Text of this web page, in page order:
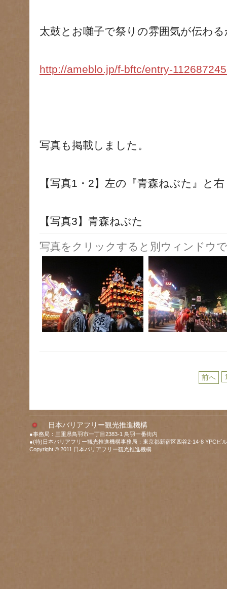
太鼓とお囃子で祭りの雰囲気が伝わ
http://ameblo.jp/f-bftc/entry-
写真も掲載しました。
【写真1・2】左の『青森ねぶた』と
【写真3】青森ねぶた
写真をクリックすると別ウィンドウ
前へ
日本バリアフリー観光推進機構
●事務局：三重県鳥羽市一丁目2383-1 鳥羽一番街内
●(特)日本バリアフリー観光推進機構事務局：東京都新宿区四谷2-14-8 YPCビ
Copyright © 2011 日本バリアフリー観光推進機構